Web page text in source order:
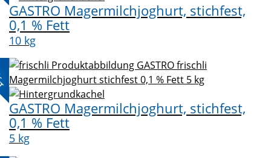
GASTRO Magermilchjoghurt, stichfest,
0,1 % Fett
10 kg
GASTRO Magermilchjoghurt, stichfest,
0,1 % Fett
5 kg